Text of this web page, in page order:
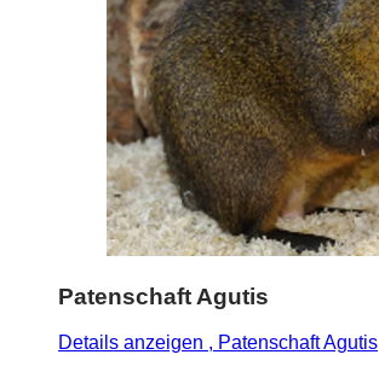
Patenschaft Agutis
Details anzeigen , Patenschaft Agutis